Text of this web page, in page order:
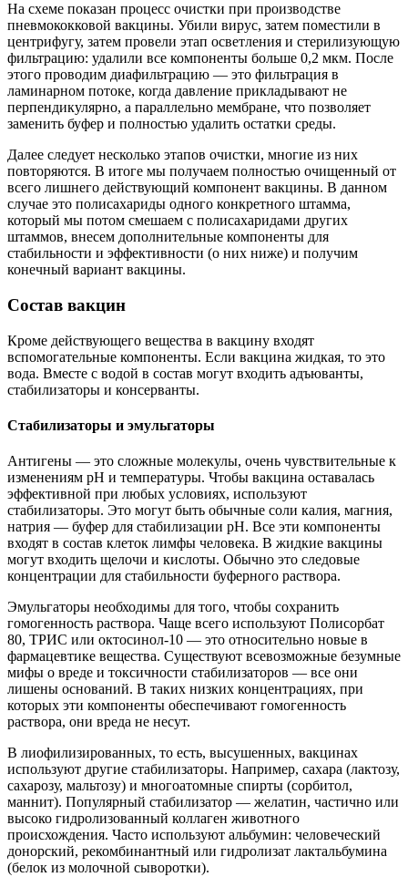
На схеме показан процесс очистки при производстве
пневмококковой вакцины. Убили вирус, затем поместили в
центрифугу, затем провели этап осветления и стерилизующую
фильтрацию: удалили все компоненты больше 0,2 мкм. После
этого проводим диафильтрацию — это фильтрация в
ламинарном потоке, когда давление прикладывают не
перпендикулярно, а параллельно мембране, что позволяет
заменить буфер и полностью удалить остатки среды.
Далее следует несколько этапов очистки, многие из них
повторяются. В итоге мы получаем полностью очищенный от
всего лишнего действующий компонент вакцины. В данном
случае это полисахариды одного конкретного штамма,
который мы потом смешаем с полисахаридами других
штаммов, внесем дополнительные компоненты для
стабильности и эффективности (о них ниже) и получим
конечный вариант вакцины.
Состав вакцин
Кроме действующего вещества в вакцину входят
вспомогательные компоненты. Если вакцина жидкая, то это
вода. Вместе с водой в состав могут входить адъюванты,
стабилизаторы и консерванты.
Стабилизаторы и эмульгаторы
Антигены — это сложные молекулы, очень чувствительные к
изменениям рH и температуры. Чтобы вакцина оставалась
эффективной при любых условиях, используют
стабилизаторы. Это могут быть обычные соли калия, магния,
натрия — буфер для стабилизации pH. Все эти компоненты
входят в состав клеток лимфы человека. В жидкие вакцины
могут входить щелочи и кислоты. Обычно это следовые
концентрации для стабильности буферного раствора.
Эмульгаторы необходимы для того, чтобы сохранить
гомогенность раствора. Чаще всего используют Полисорбат
80, ТРИС или октосинол-10 — это относительно новые в
фармацевтике вещества. Существуют всевозможные безумные
мифы о вреде и токсичности стабилизаторов — все они
лишены оснований. В таких низких концентрациях, при
которых эти компоненты обеспечивают гомогенность
раствора, они вреда не несут.
В лиофилизированных, то есть, высушенных, вакцинах
используют другие стабилизаторы. Например, сахара (лактозу,
сахарозу, мальтозу) и многоатомные спирты (сорбитол,
маннит). Популярный стабилизатор — желатин, частично или
высоко гидролизованный коллаген животного
происхождения. Часто используют альбумин: человеческий
донорский, рекомбинантный или гидролизат лактальбумина
(белок из молочной сыворотки).